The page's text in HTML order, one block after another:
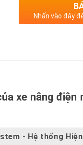
Nhấn vào đây
xe nâng điện
- Hệ thống